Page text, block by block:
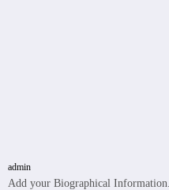
admin
Add your Biographical Information.